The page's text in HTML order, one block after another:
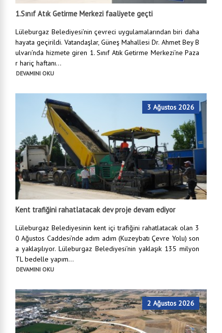
1.Sınıf Atık Getirme Merkezi faaliyete geçti
Lüleburgaz Belediyesi’nin çevreci uygulamalarından biri daha
hayata geçirildi. Vatandaşlar, Güneş Mahallesi Dr. Ahmet Bey B
ulvarı’nda hizmete giren 1. Sınıf Atık Getirme Merkezi’ne Paza
r hariç haftanı...
DEVAMINI OKU
3 Ağustos 2026
Kent trafiğini rahatlatacak dev proje devam ediyor
Lüleburgaz Belediyesinin kent içi trafiğini rahatlatacak olan 3
0 Ağustos Caddesi’nde adım adım (Kuzeybatı Çevre Yolu) son
a yaklaşılıyor. Lüleburgaz Belediyesi’nin yaklaşık 135 milyon
TL bedelle yapım...
DEVAMINI OKU
2 Ağustos 2026